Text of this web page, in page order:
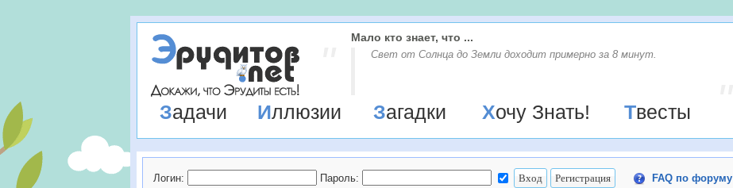
Мало кто знает, что ...
Свет от Солнца до Земли доходит примерно за 8 минут.
Задачи Иллюзии Загадки Хочу Знать! Твесты
Логин: Пароль: FAQ по форуму